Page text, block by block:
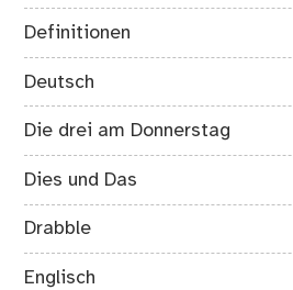
Definitionen
Deutsch
Die drei am Donnerstag
Dies und Das
Drabble
Englisch